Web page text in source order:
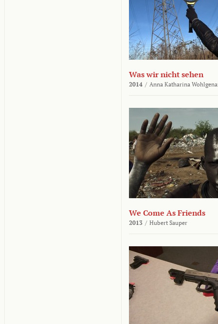
Was wir nicht sehen
2014 / Anna Katharina
We Come As Friends
2013 / Hubert Sauper